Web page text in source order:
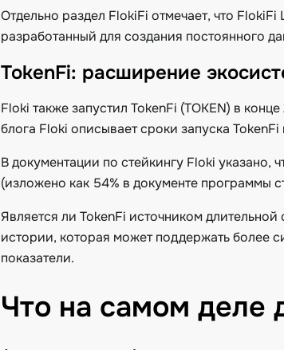
Отдельно раздел FlokiFi отмечает, что
разработанный для создания постоянного
TokenFi: расширение
Floki также запустил TokenFi (TOKEN) в
блога Floki описывает сроки запуска
В документации по стейкингу Floki указано,
(изложено как 54% в документе программы
Является ли TokenFi источником
истории, которая может поддержать более
показатели.
Что на самом деле